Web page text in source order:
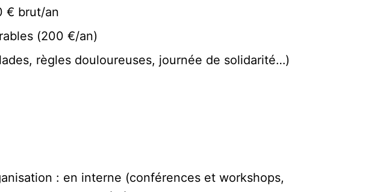
€ brut/an
(200 €/an)
règles douloureuses, journée de solidarité…)
: en interne (conférences et workshops,